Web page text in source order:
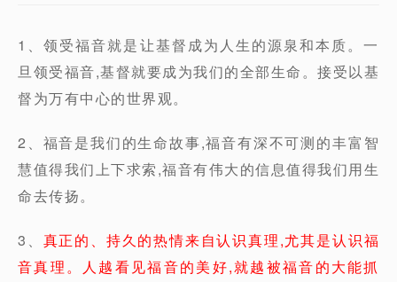
1、领受福音就是让基督成为人生的源泉和本质。一
旦领受福音,基督就要成为我们的全部生命。接受以基
督为万有中心的世界观。
2、福音是我们的生命故事,福音有深不可测的丰富智
慧值得我们上下求索,福音有伟大的信息值得我们用生
命去传扬。
3、 真正的、持久的热情来自认识真理,尤其是认识福
音真理。人越看见福音的美好,就越被福音的大能抓